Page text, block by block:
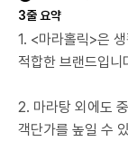
3줄 요약
1. <마라홀릭>은
적합한 브랜드입니
2. 마라탕 외에도
객단가를 높일 수